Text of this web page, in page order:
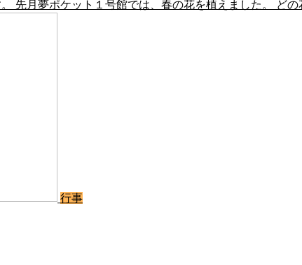
先月夢ポケット１号館では、春の花を植えました。 ど
行事